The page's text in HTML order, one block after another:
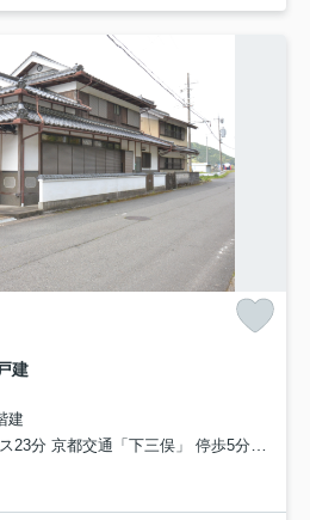
建
建
都交通「下三俣」 停歩5分車16分 10.0km